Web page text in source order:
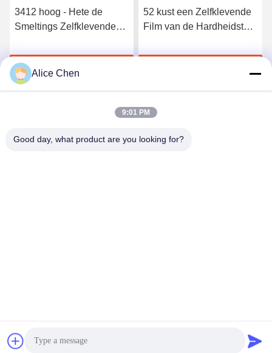
3412 hoog - Hete de
Smeltings Zelfklevende
Elastische Polyurethaan
Krijg Beste Prijs
52 kust een Zelfklevende
Film van de Hardheidstpu
Naadloos Ondergoed
Film Leverancier. Copyright © 2018-2026 Shenzhen Tunsing
Plastic Products Co., Ltd. . Alle rechten voorbehoudena.
Alice Chen
9:01 PM
Good day, what product are you looking for?